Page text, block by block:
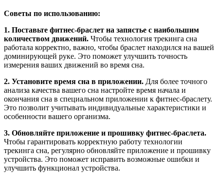
Советы по использованию:
1. Поставьте фитнес-браслет на запястье с наибольшим
количеством движений. Чтобы технология трекинга сна
работала корректно, важно, чтобы браслет находился на вашей
доминирующей руке. Это поможет улучшить точность
измерения ваших движений во время сна.
2. Установите время сна в приложении. Для более точного
анализа качества вашего сна настройте время начала и
окончания сна в специальном приложении к фитнес-браслету.
Это позволит учитывать индивидуальные характеристики и
особенности вашего организма.
3. Обновляйте приложение и прошивку фитнес-браслета.
Чтобы гарантировать корректную работу технологии
трекинга сна, регулярно обновляйте приложение и прошивку
устройства. Это поможет исправить возможные ошибки и
улучшить функционал устройства.